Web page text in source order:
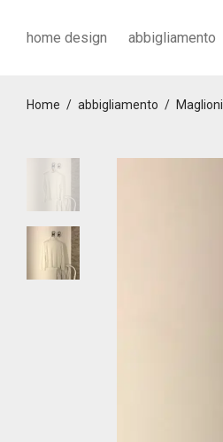
home design abbigliamento
Home / abbigliamento / Maglioni